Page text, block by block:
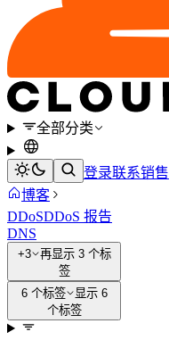
全部分类
登录联系销售
博客
DDoSDDoS 报告
DNS
+3
再显示 3 个标
签
6 个标签
显示 6
个标签